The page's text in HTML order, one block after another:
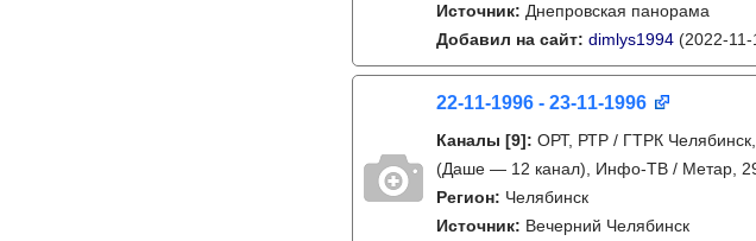
Источник: Днепровская панорама
Добавил на сайт: dimlys1994 (2022-
22-11-1996 - 23-11-1996
Каналы [9]: ОРТ, РТР / ГТРК
(Даше — 12 канал), Инфо-ТВ / Метар,
Регион: Челябинск
Источник: Вечерний Челябинск